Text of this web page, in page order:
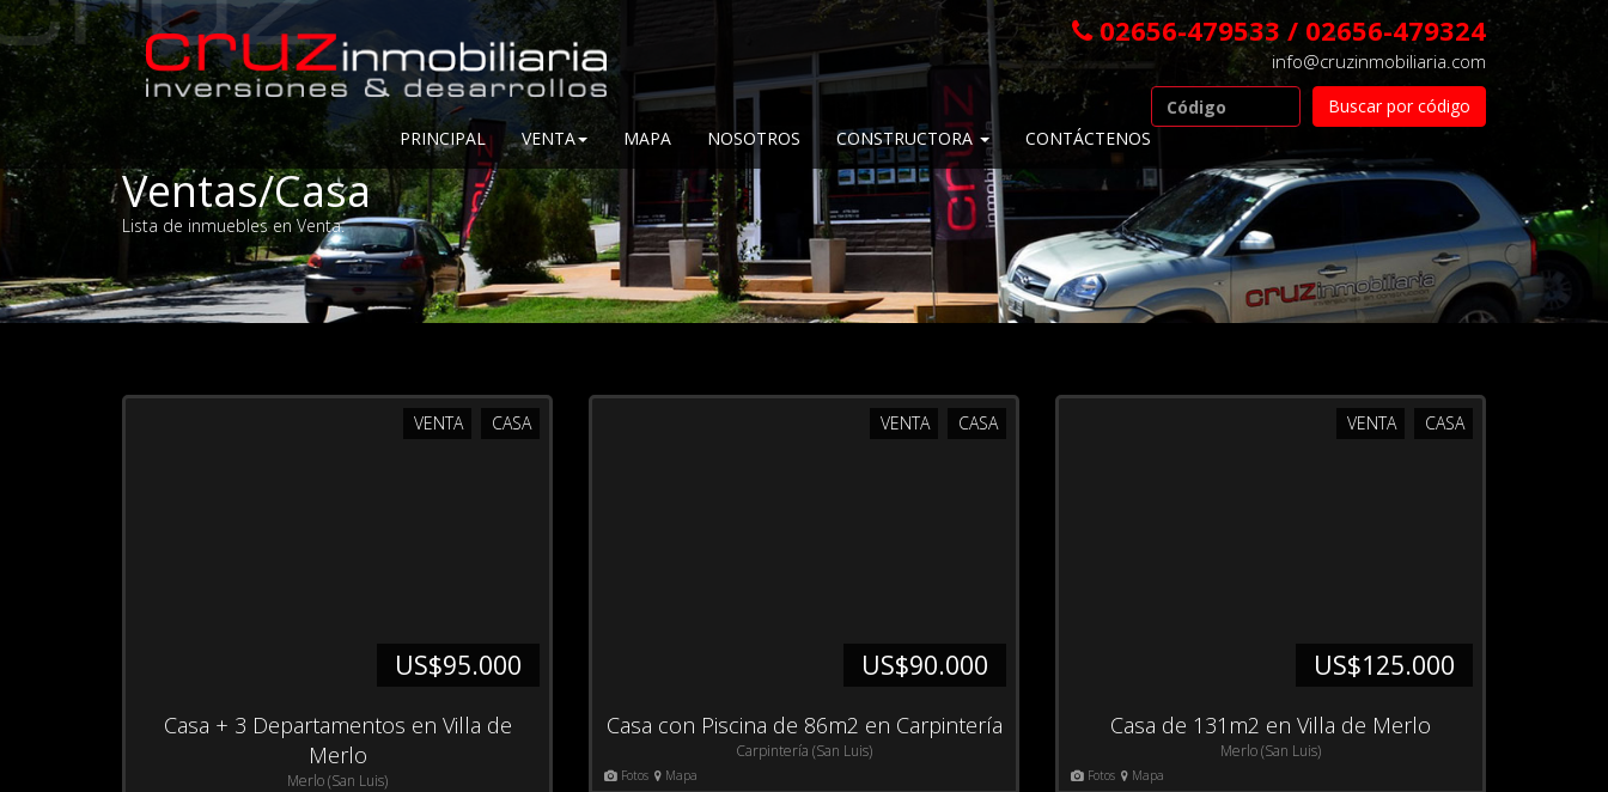
02656-479533 / 02656-479324
info@cruzinmobiliaria.com
PRINCIPAL VENTA MAPA NOSOTROS CONSTRUCTORA CONTÁCTENOS
Ventas/Casa
Lista de inmuebles en Venta.
CASA
VENTA
US$95.000
Casa + 3 Departamentos en Villa de
Merlo
Merlo (San Luis)
CASA
VENTA
US$90.000
Casa con Piscina de 86m2 en Carpintería
Carpintería (San Luis)
Fotos Mapa
CASA
VENTA
US$125.000
Casa de 131m2 en Villa de Merlo
Merlo (San Luis)
Fotos Mapa